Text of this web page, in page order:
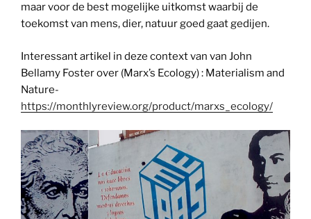
maar voor de best mogelijke uitkomst waarbij de
toekomst van mens, dier, natuur goed gaat gedijen.
Interessant artikel in deze context van van John
Bellamy Foster over (Marx’s Ecology) : Materialism and
Nature-
https://monthlyreview.org/product/marxs_ecology/